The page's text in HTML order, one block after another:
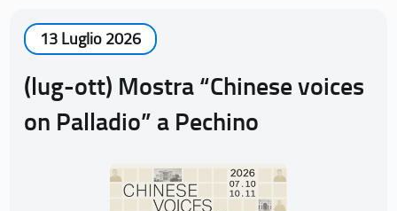
13 Luglio 2026
(lug-ott) Mostra “Chinese voices
on Palladio” a Pechino